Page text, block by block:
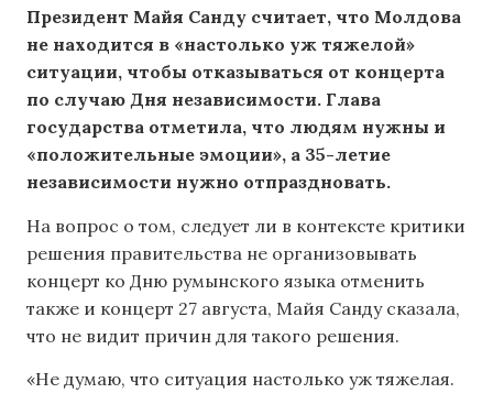
Президент Майя Санду считает, что Молдова
не находится в «настолько уж тяжелой»
ситуации, чтобы отказываться от концерта
по случаю Дня независимости. Глава
государства отметила, что людям нужны и
«положительные эмоции», а 35-летие
независимости нужно отпраздновать.
На вопрос о том, следует ли в контексте критики
решения правительства не организовывать
концерт ко Дню румынского языка отменить
также и концерт 27 августа, Майя Санду сказала,
что не видит причин для такого решения.
«Не думаю, что ситуация настолько уж тяжелая.